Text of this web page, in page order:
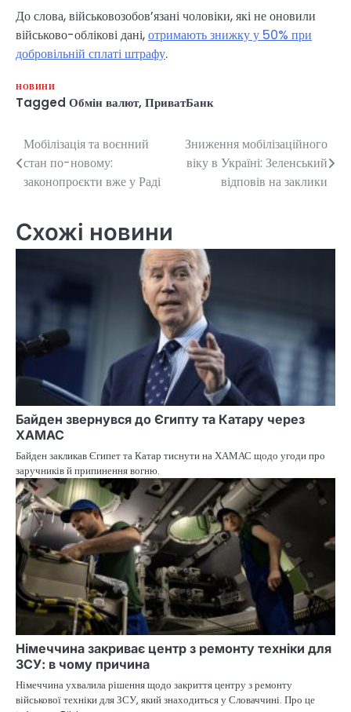
До слова, військовозобов’язані чоловіки, які не оновили
військово-облікові дані,отримають знижку у 50% при
добровільній сплаті штрафу.
НОВИНИ
Tagged Обмін валют, ПриватБанк
Навігація
записів
Мобілізація та воєнний
стан по-новому:
законопроєкти вже у Раді
Зниження мобілізаційного
віку в Україні: Зеленський
відповів на заклики
Схожі новини
Байден звернувся до Єгипту та Катару через
ХАМАС
Байден закликав Єгипет та Катар тиснути на ХАМАС щодо угоди про
заручників й припинення вогню.
Німеччина закриває центр з ремонту техніки для
ЗСУ: в чому причина
Німеччина ухвалила рішення щодо закриття центру з ремонту
військової техніки для ЗСУ, який знаходиться у Словаччині. Про це